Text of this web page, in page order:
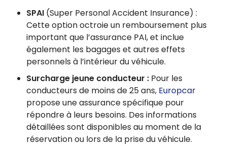
SPAI (Super Personal Accident Insurance) :
Cette option octroie un remboursement plus
important que l’assurance PAI, et inclue
également les bagages et autres effets
personnels à l’intérieur du véhicule.
Surcharge jeune conducteur : Pour les
conducteurs de moins de 25 ans, Europcar
propose une assurance spécifique pour
répondre à leurs besoins. Des informations
détaillées sont disponibles au moment de la
réservation ou lors de la prise du véhicule.